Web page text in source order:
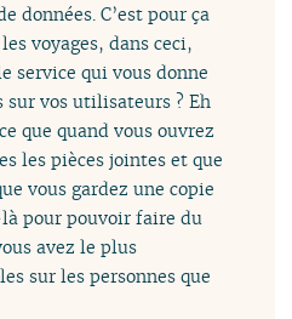
données. C’est pour ça
voyages, dans ceci,
service qui vous donne
vos utilisateurs ? Eh
que quand vous ouvrez
les pièces jointes et que
vous gardez une copie
pour pouvoir faire du
avez le plus
sur les personnes que